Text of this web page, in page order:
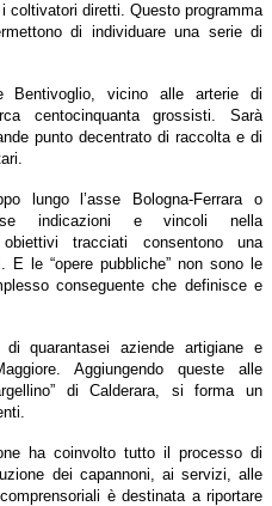
coltivatori diretti. Questo programma
di individuare una serie di
Bentivoglio, vicino alle arterie di
centocinquanta grossisti. Sarà
punto decentrato di raccolta e di
lungo l’asse Bologna-Ferrara o
indicazioni e vincoli nella
tracciati consentono una
E le “opere pubbliche” non sono le
conseguente che definisce e
quarantasei aziende artigiane e
Aggiungendo queste alle
di Calderara, si forma un
ha coinvolto tutto il processo di
dei capannoni, ai servizi, alle
è destinata a riportare